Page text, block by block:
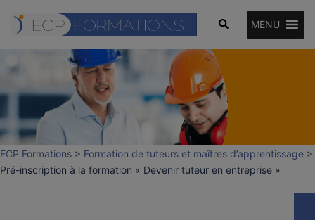
Rechercher
MENU
ECP Formations > Formation de tuteurs et maîtres d’apprentissage >
Pré-inscription à la formation « Devenir tuteur en entreprise »